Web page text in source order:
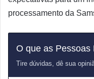
processamento da
O que as Pessoas
Tire dúvidas, dê sua